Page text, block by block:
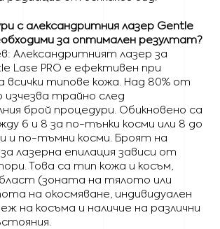
с александритния лазер Gentle
за оптимален резултат?
Александритният лазер за
Lase PRO е ефективен при
типове кожа. Над 80% от
изчезва трайно след
брой процедури. Обикновено са
6 и 8 за по-тънки косми или 8 до
и по-тъмни косми. Броят на
лазерна епилация зависи от
Това са тип кожа и косъм,
(зоната на тялото или
на окосмяване, индивидуален
на косъма и наличие на различни